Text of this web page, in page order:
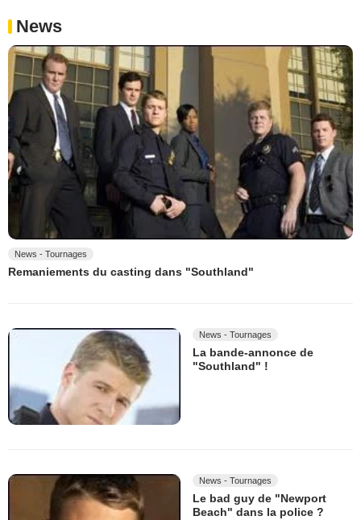
News
News - Tournages
Remaniements du casting dans "Southland"
News - Tournages
La bande-annonce de
"Southland" !
News - Tournages
Le bad guy de "Newport
Beach" dans la police ?